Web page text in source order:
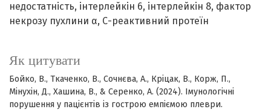
недостатність інтерлейкін 6 інтерлейкін 8 фактор
некрозу пухлини α С-реактивний протеїн
Як цитувати
Бойко, В., Ткаченко, В., Сочнєва, А., Кріцак, В., Корж, П.,
Мінухін, Д., Хашина, В., & Серенко, А. (2024). Імунологічні
порушення у пацієнтів із гострою емпіємою плеври.